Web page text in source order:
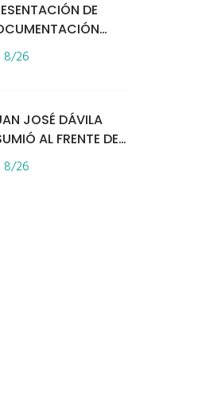
DE
BECAS
8/26
JOSÉ DÁVILA
AL FRENTE DE
COMUNAL
8/26